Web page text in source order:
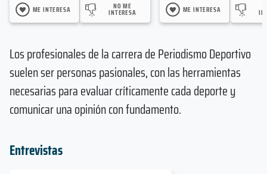
ME INTERESA NO ME
INTERESA ME INTERESA
Los profesionales de la carrera de Periodismo Deportivo
suelen ser personas pasionales, con las herramientas
necesarias para evaluar críticamente cada deporte y
comunicar una opinión con fundamento.
Entrevistas